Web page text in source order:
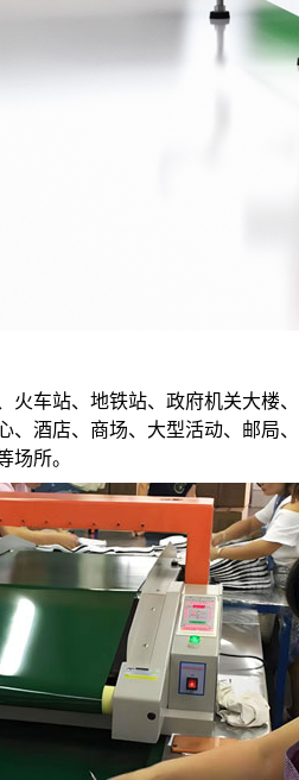
火车站、地铁站、政府机关大楼、
、酒店、商场、大型活动、邮局、
场所。